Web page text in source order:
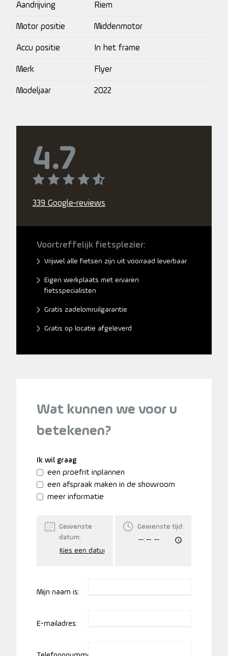
Aandrijving Riem
Motor positie Middenmotor
Accu positie In het frame
Merk Flyer
Modeljaar 2022
4.7
339 Google-reviews
Voortreffelijk fietsplezier:
Vrijwel alle fietsen zijn uit voorraad leverbaar
Eigen werkplaats met ervaren
fietsspecialisten
Gratis zadelomruilgarantie
Gratis op locatie afgeleverd
Wat kunnen we voor u
betekenen?
Ik wil graag
een proefrit inplannen
een afspraak maken in de showroom
meer informatie
Gewenste
datum:
Gewenste tijd:
Mijn naam is:
E-mailadres: